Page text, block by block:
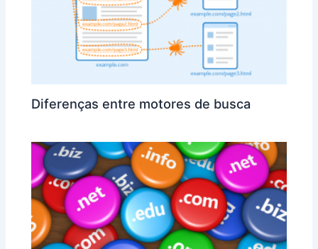
Diferenças entre motores de busca